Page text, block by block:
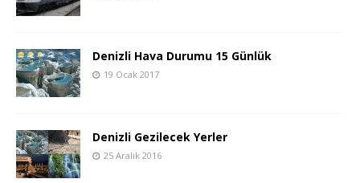
Denizli Hava Durumu 15 Günlük
19 Ocak 2017
Denizli Gezilecek Yerler
25 Aralık 2016